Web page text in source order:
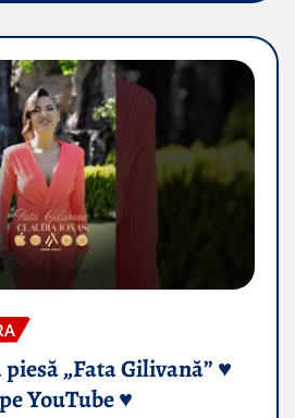
„Fata Gilivană” ♥️
YouTube ♥️